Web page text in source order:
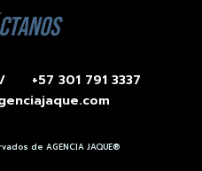
/
+57 301 791 3337
de AGENCIA JAQUE®